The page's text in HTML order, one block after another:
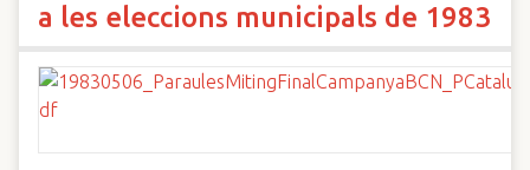
a les eleccions municipals de 1983